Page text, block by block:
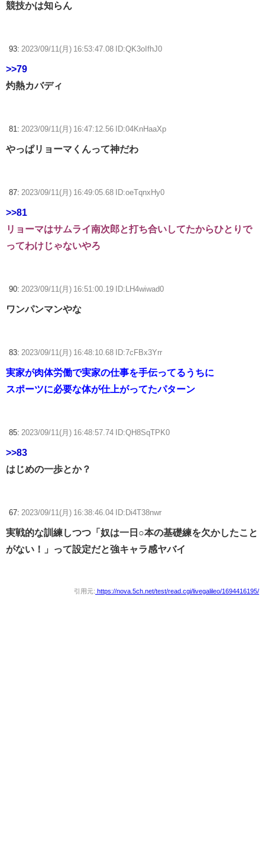
競技かは知らん
93: 2023/09/11(月) 16:53:47.08 ID:QK3oIfhJ0
>>79
灼熱カバディ
81: 2023/09/11(月) 16:47:12.56 ID:04KnHaaXp
やっぱリョーマくんって神だわ
87: 2023/09/11(月) 16:49:05.68 ID:oeTqnxHy0
>>81
リョーマはサムライ南次郎と打ち合いしてたからひとりで
ってわけじゃないやろ
90: 2023/09/11(月) 16:51:00.19 ID:LH4wiwad0
ワンパンマンやな
83: 2023/09/11(月) 16:48:10.68 ID:7cFBx3Yrr
実家が肉体労働で実家の仕事を手伝ってるうちに
スポーツに必要な体が仕上がってたパターン
85: 2023/09/11(月) 16:48:57.74 ID:QH8SqTPK0
>>83
はじめの一歩とか？
67: 2023/09/11(月) 16:38:46.04 ID:Di4T38nwr
実戦的な訓練しつつ「奴は一日○本の基礎練を欠かしたこと
がない！」って設定だと強キャラ感ヤバイ
引用元: https://nova.5ch.net/test/read.cgi/livegalileo/1694416195/